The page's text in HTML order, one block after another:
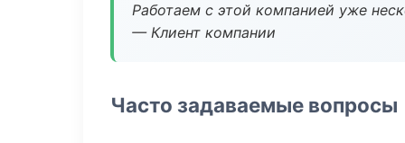
Работаем с этой компанией уже
— Клиент компании
Часто задаваемые вопросы